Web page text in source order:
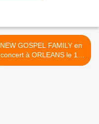
NEW GOSPEL FAMILY en
concert à ORLEANS le 11
juillet et dans TOUTE LA